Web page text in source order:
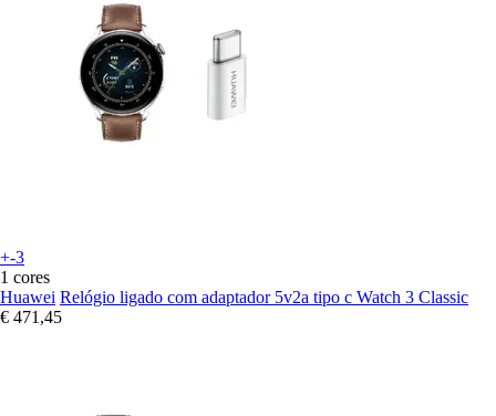
+-3
1 cores
Huawei Relógio ligado com adaptador 5v2a tipo c Watch 3 Classic
€ 471,45